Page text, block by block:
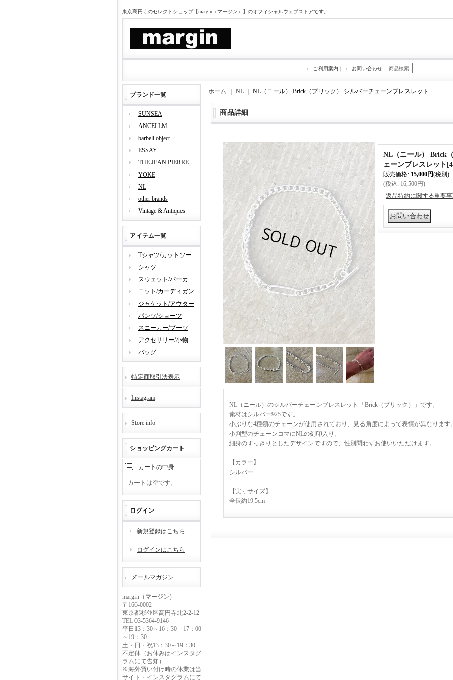
東京高円寺のセレクトショップ【margin（マージン）】のオフィシャルウェブストアです。
ご利用案内 ｜ お問い合わせ 商品検索:
ブランド一覧
SUNSEA
ANCELLM
barbell object
ESSAY
THE JEAN PIERRE
YOKE
NL
other brands
Vintage & Antiques
アイテム一覧
Tシャツ/カットソー
シャツ
スウェット/パーカ
ニット/カーディガン
ジャケット/アウター
パンツ/ショーツ
スニーカー/ブーツ
アクセサリー/小物
バッグ
特定商取引法表示
Instagram
Store info
ショッピングカート
カートの中身
カートは空です。
ログイン
新規登録はこちら
ログインはこちら
メールマガジン
margin（マージン）
〒166-0002
東京都杉並区高円寺北2-2-12
TEL 03-5364-9146
平日13：30～16：30 17：00
～19：30
土・日・祝13：30～19：30
不定休（お休みはインスタグ
ラムにて告知）
※海外買い付け時の休業は当
サイト・インスタグラムにて
ホーム NL NL（ニール） Brick（ブリック） シルバーチェーンブレスレット
商品詳細
NL（ニール） Brick
ェーンブレスレット [
販売価格: 15,000円(税別)
(税込: 16,500円)
返品特約に関する重要
NL（ニール）のシルバーチェーンブレスレット「Brick（ブリック）」です。
素材はシルバー925です。
小ぶりな4種類のチェーンが使用されており、見る角度によって表情が異なります
小判型のチェーンコマにNLの刻印入り。
細身のすっきりとしたデザインですので、性別問わずお使いいただけます。
【カラー】
シルバー
【実寸サイズ】
全長約19.5cm